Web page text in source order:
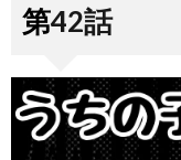
第42話